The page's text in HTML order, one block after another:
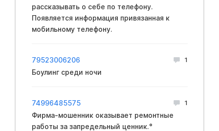
рассказывать о себе по телефону.
Появляется информация привязанная к
мобильному телефону.
79523006206 1
Боулинг среди ночи
74996485575 1
Фирма-мошенник оказывает ремонтные
работы за запредельный ценник.°